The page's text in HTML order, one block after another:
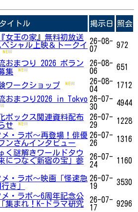
タイトル 掲示日 照会
女王の家』無料初放送
シャル上映＆トークイ 26-08-
07
972
おまつり 2026 ボラン
集
26-08-
06
651
ワークショップ
26-08-
04
1712
おまつり2026 in Tokyo 26-07-
30
4944
ボックス関連資料配布
せ
26-07-
29
1228
メ・ラボ～再登場！俳優
ンさんインタビュー
26-07-
26
1316
く謎解きワールドタウ
につなぐ新宿の宝」参
26-07-
24
1160
メ・ラボ～映画「怪速急
き」
26-07-
19
3530
メ・ラボ～6周年記念公
集まれ！K-ドラマ研究
26-07-
17
9296